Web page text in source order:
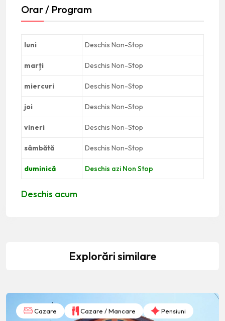
Orar / Program
luni Deschis Non-Stop
marți Deschis Non-Stop
miercuri Deschis Non-Stop
joi Deschis Non-Stop
vineri Deschis Non-Stop
sâmbătă Deschis Non-Stop
duminică Deschis azi Non Stop
Deschis acum
Explorări similare
Cazare Cazare / Mancare Pensiuni